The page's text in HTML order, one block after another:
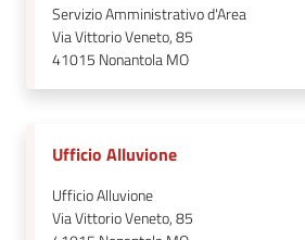
Servizio Amministrativo d'Area
Via Vittorio Veneto, 85
41015 Nonantola MO
Ufficio Alluvione
Ufficio Alluvione
Via Vittorio Veneto, 85